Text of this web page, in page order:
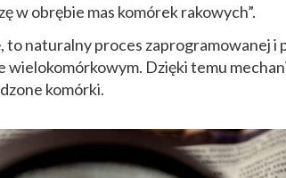
w obrębie mas komórek rakowych”.
naturalny proces zaprogramowanej i
wielokomórkowym. Dzięki temu
komórki.